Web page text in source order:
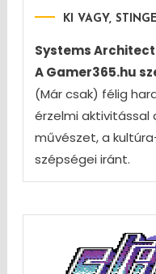
pagination
KI VAGY,
Systems
A Gamer365.hu
(Már csak) félig
érzelmi aktivitással
művészet, a
szépségei iránt.